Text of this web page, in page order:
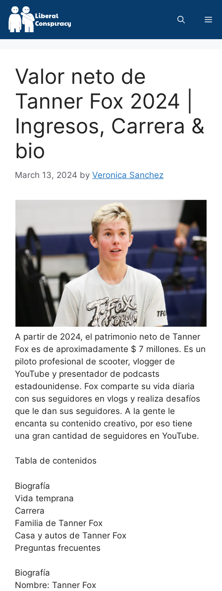
Skip
content
Valor neto de
Tanner Fox 2024 |
Ingresos, Carrera &
bio
March 13, 2024 by Veronica Sanchez
A partir de 2024, el patrimonio neto de Tanner
Fox es de aproximadamente $ 7 millones. Es un
piloto profesional de scooter, vlogger de
YouTube y presentador de podcasts
estadounidense. Fox comparte su vida diaria
con sus seguidores en vlogs y realiza desafíos
que le dan sus seguidores. A la gente le
encanta su contenido creativo, por eso tiene
una gran cantidad de seguidores en YouTube.
Tabla de contenidos
Biografía
Vida temprana
Carrera
Familia de Tanner Fox
Casa y autos de Tanner Fox
Preguntas frecuentes
Biografía
Nombre: Tanner Fox